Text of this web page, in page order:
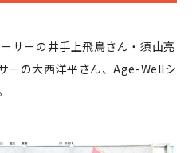
サーの井手上飛鳥さん・須山亮
ーの大西洋平さん、Age-Wellシ